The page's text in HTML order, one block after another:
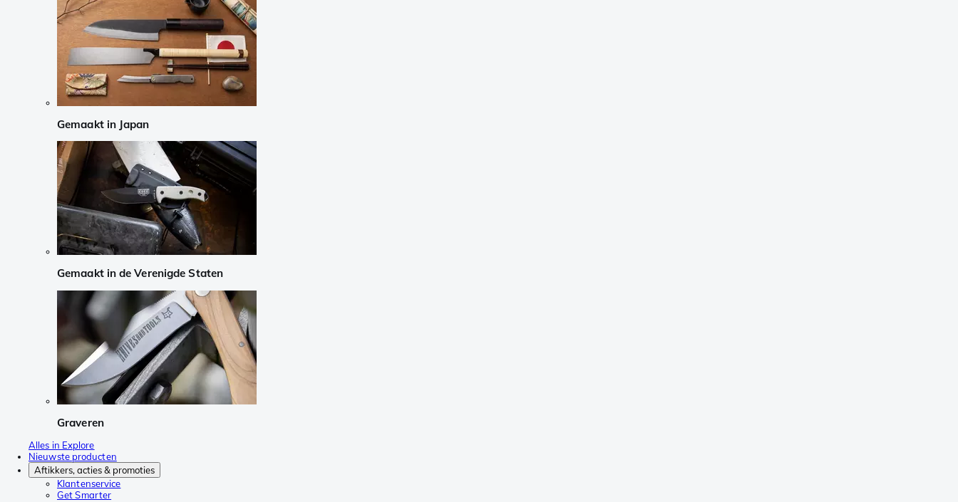
Gemaakt in Japan
Gemaakt in de Verenigde Staten
Graveren
Alles in Explore
Nieuwste producten
Aftikkers, acties & promoties
Klantenservice
Get Smarter